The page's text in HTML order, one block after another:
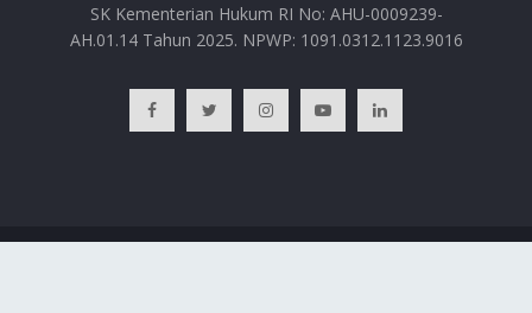
SK Kementerian Hukum RI No: AHU-0009239-
AH.01.14 Tahun 2025. NPWP: 1091.0312.1123.9016